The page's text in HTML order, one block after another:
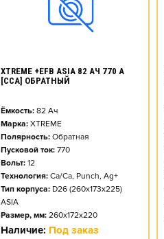
XTREME +EFB ASIA 82 АЧ 770 А
[CCA] ОБРАТНЫЙ
Ёмкость: 82 Ач
Марка: XTREME
Полярность: Обратная
Пусковой ток: 770
Вольт: 12
Технология: Ca/Ca, Punch, Ag+
Тип корпуса: D26 (260x173x225)
ASIA
Размер, мм: 260x172x220
Наличие: Под заказ